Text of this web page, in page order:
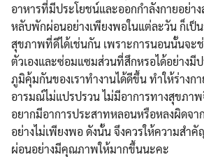
อาหารที่มีประโยชน์และออกกำลังกายอย่า
หลับพักผ่อนอย่างเพียงพอในแต่ละวัน ก็เป็
สุขภาพที่ดีได้เช่นกัน เพราะการนอนนั้นจะ
ตัวเองและซ่อมแซมส่วนที่สึกหรอได้อย่างมี
ภูมิคุ้มกันของเราทำงานได้ดีขึ้น ทำให้ร่างกา
อารมณ์ไม่แปรปรวน ไม่มีอาการทางสุขภาพ
อยากมีอาการประสาทหลอนหรือหลงผิดจ
อย่างไม่เพียงพอ ดังนั้น จึงควรให้ความสำ
ผ่อนอย่างมีคุณภาพให้มากขึ้นนะคะ